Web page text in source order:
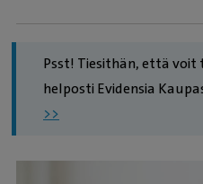
Psst! Tiesithän, että
helposti Evidensia
>>